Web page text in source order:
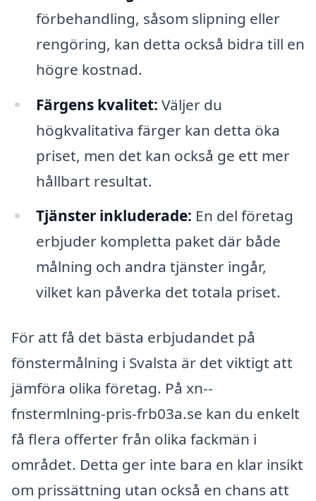
förbehandling, såsom slipning eller
rengöring, kan detta också bidra till en
högre kostnad.
Färgens kvalitet: Väljer du
högkvalitativa färger kan detta öka
priset, men det kan också ge ett mer
hållbart resultat.
Tjänster inkluderade: En del företag
erbjuder kompletta paket där både
målning och andra tjänster ingår,
vilket kan påverka det totala priset.
För att få det bästa erbjudandet på
fönstermålning i Svalsta är det viktigt att
jämföra olika företag. På xn--
fnstermlning-pris-frb03a.se kan du enkelt
få flera offerter från olika fackmän i
området. Detta ger inte bara en klar insikt
om prissättning utan också en chans att